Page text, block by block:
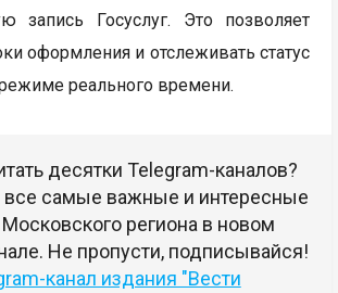
запись Госуслуг. Это позволяет
оформления и отслеживать статус
реального времени.
десятки Telegram-каналов?
самые важные и интересные
региона в новом
Не пропусти, подписывайся!
канал издания "Вести